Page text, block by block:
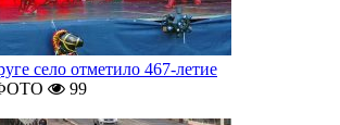
село отметило 467-летие
99